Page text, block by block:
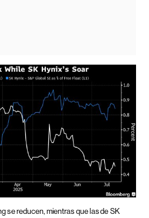
se reducen, mientras que las de SK